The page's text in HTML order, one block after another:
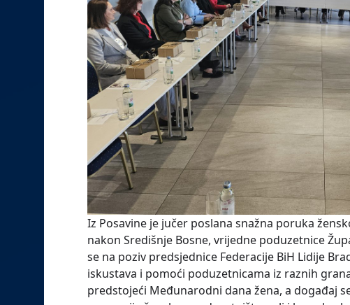
Iz Posavine je jučer poslana snažna poruka
nakon Središnje Bosne, vrijedne poduzetnice
se na poziv predsjednice Federacije BiH Lidije
iskustava i pomoći poduzetnicama iz raznih
predstojeći Međunarodni dana žena, a događaj